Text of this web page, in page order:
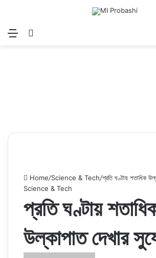
Menu
Home/Science & Tech/প্রতি ঘণ্টায় শতাধিক
Science & Tech
প্রতি ঘণ্টায়
উল্কাপাত দেখার